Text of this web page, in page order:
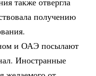
получению
и ОАЭ посылают
Иностранные